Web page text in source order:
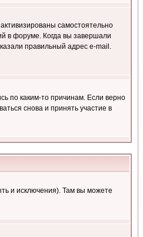
самостоятельно
в форуме. Когда вы завершали
правильный адрес e-mail.
по каким-то причинам. Если верно
снова и принять участие в
и исключения). Там вы можете